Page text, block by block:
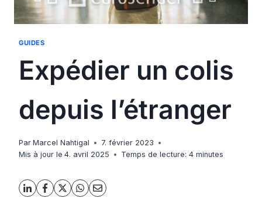
GUIDES
Expédier un colis
depuis l’étranger
Par Marcel Nahtigal
7. février 2023
Mis à jour le 4. avril 2025 Temps de lecture: 4minutes